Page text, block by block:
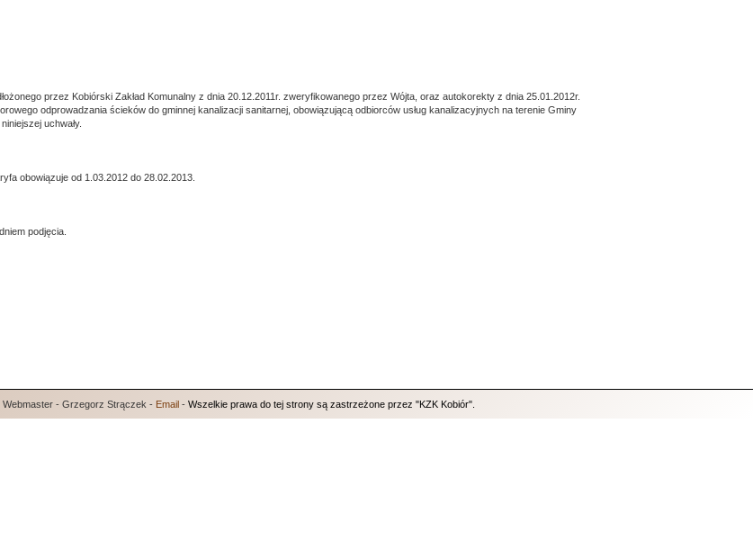
przez Kobiórski Zakład Komunalny z dnia 20.12.2011r. zweryfikowanego przez Wójta, oraz autokorekty z dnia 25.01.2012r.
odprowadzania ścieków do gminnej kanalizacji sanitarnej, obowiązującą odbiorców usług kanalizacyjnych na terenie Gminy
uchwały.
obowiązuje od 1.03.2012 do 28.02.2013.
podjęcia.
- Grzegorz Strączek - Email - Wszelkie prawa do tej strony są zastrzeżone przez "KZK Kobiór".